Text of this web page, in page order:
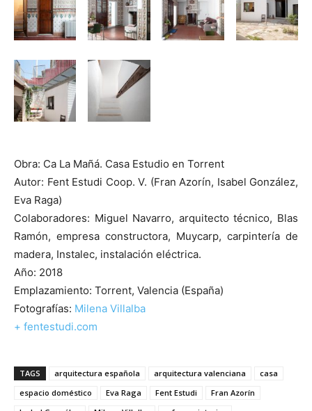
Obra: Ca La Mañá. Casa Estudio en Torrent
Autor: Fent Estudi Coop. V. (Fran Azorín, Isabel González,
Eva Raga)
Colaboradores: Miguel Navarro, arquitecto técnico, Blas
Ramón, empresa constructora, Muycarp, carpintería de
madera, Instalec, instalación eléctrica.
Año: 2018
Emplazamiento: Torrent, Valencia (España)
Fotografías: Milena Villalba
+ fentestudi.com
TAGS arquitectura española arquitectura valenciana
casa
espacio doméstico
Eva Raga Fent Estudi
Fran Azorín